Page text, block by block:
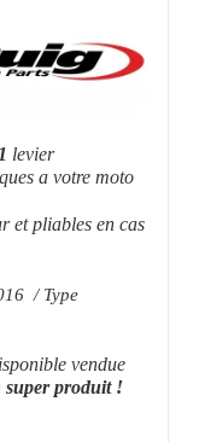
1 levier
a votre moto
et pliables en cas
/ Type
vendue
super produit !